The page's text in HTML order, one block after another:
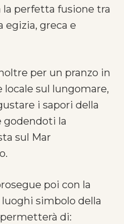
la perfetta fusione tra
egizia, greca e
per un pranzo in
sul lungomare,
i sapori della
godendoti la
sul Mar
poi con la
simbolo della
di: